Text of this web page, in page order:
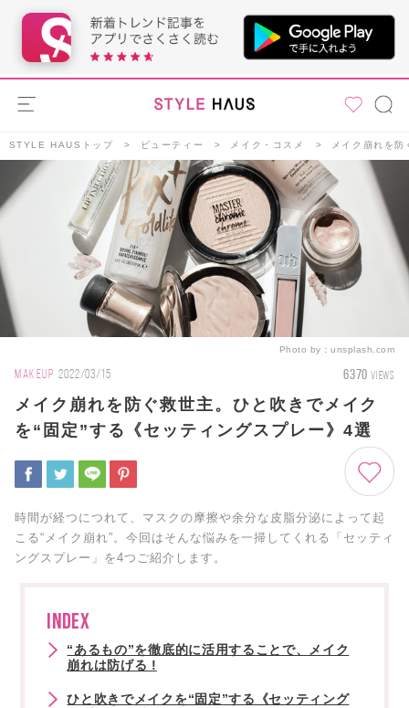
STYLE HAUSトップ ビューティー メイク・コスメ メイク崩れを
Photo by： unsplash.com
MAKEUP 2022/03/15 6370 VIEWS
メイク崩れを防ぐ救世主。ひと吹きでメイク
を“固定”する《セッティングスプレー》4選
時間が経つにつれて、マスクの摩擦や余分な皮脂分泌によって起
こる“メイク崩れ”。今回はそんな悩みを一掃してくれる「セッティ
ングスプレー」を4つご紹介します。
INDEX
“あるもの”を徹底的に活用することで、メイク
崩れは防げる !
ひと吹きでメイクを“固定”する《セッティング